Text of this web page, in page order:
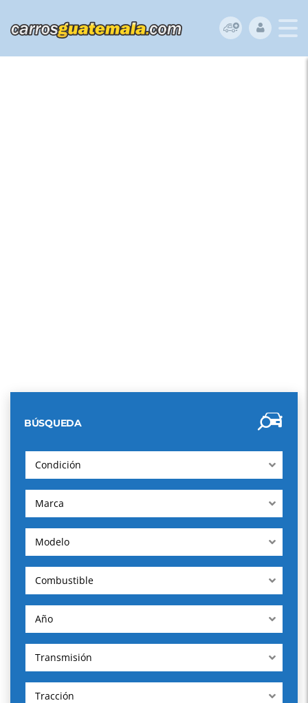
BÚSQUEDA
Condición
Marca
Modelo
Combustible
Año
Transmisión
Tracción